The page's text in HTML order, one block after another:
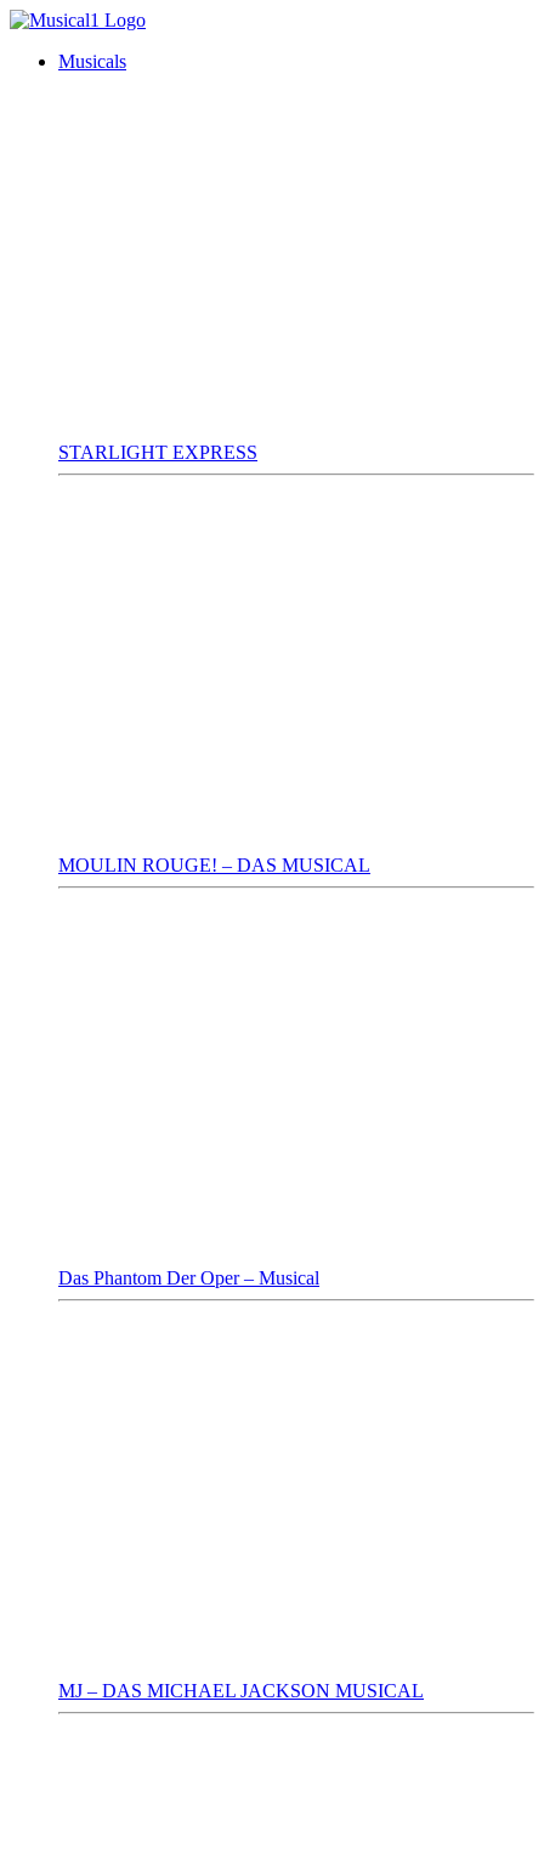
Musicals
STARLIGHT EXPRESS
MOULIN ROUGE! – DAS MUSICAL
Das Phantom Der Oper – Musical
MJ – DAS MICHAEL JACKSON MUSICAL